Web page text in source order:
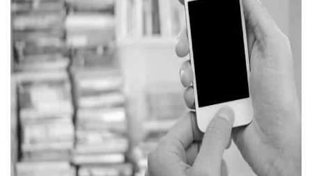
Schoolbiebscan
In opdracht van Uitgeverij Zwijsen bouwde App de...
Bekijk meer